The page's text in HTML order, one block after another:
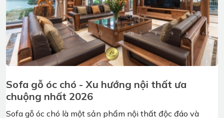
Địa chỉ thiết kế, thi công nội thất gỗ óc chó
Cần Thơ
Nếu quý vị đang tìm đơn vị chuyên nghiệp về thiết kế và